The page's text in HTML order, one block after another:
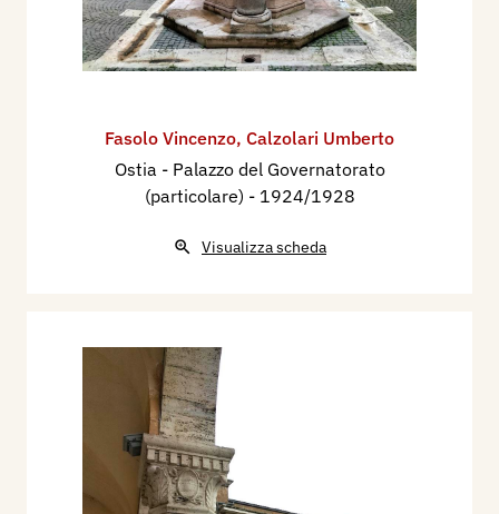
Fasolo Vincenzo, Calzolari Umberto
Ostia - Palazzo del Governatorato
(particolare) - 1924/1928
Visualizza scheda